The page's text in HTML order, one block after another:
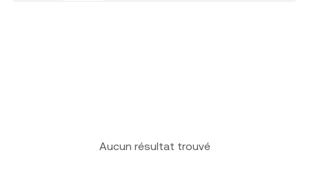
Aucun résultat trouvé